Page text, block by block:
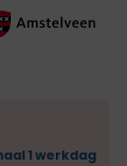
1 werkdag